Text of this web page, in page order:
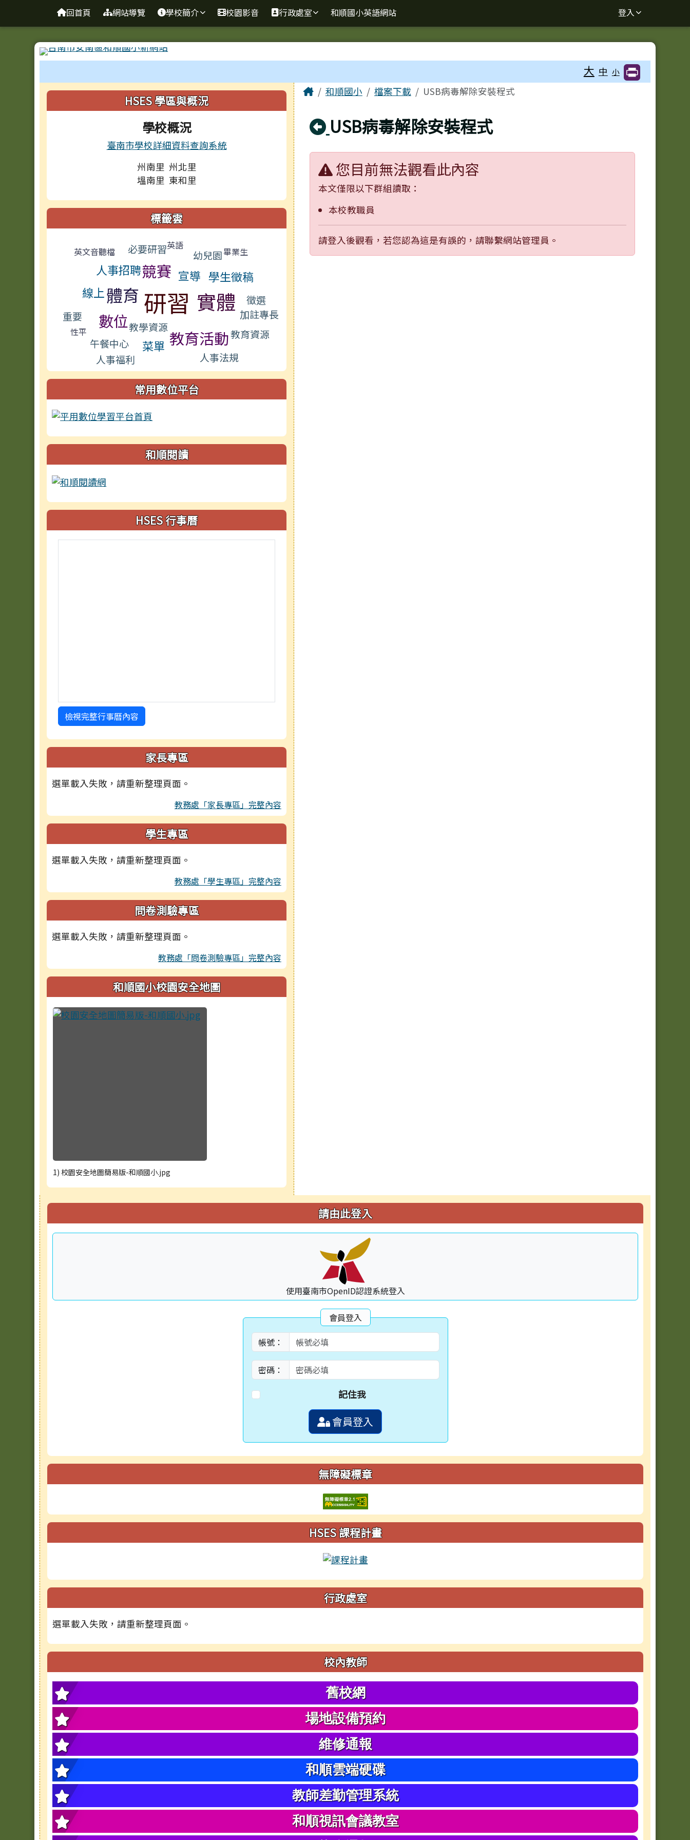
台南市和順國小新校網
回首頁 網站導覽 學校簡介 校園影音 行政處室 和順國小英語網站 登入
大 中 小
左邊區域內容HSES 學區與概況
學校概況
臺南市學校詳細資料查詢系統
州南里 州北里
塭南里 東和里
標籤雲
英文音聽檔 必要研習英語
幼兒園畢業生
人事招聘競賽 宣導 學生徵稿
線上體育 研習 實體
徵選
重要
數位 加註專長
性平
教學資源
午餐中心
教育活動教育資源
菜單
人事福利 人事法規
常用數位平台
和順閱讀
HSES 行事曆
檢視完整行事曆內容
家長專區
選單載入失敗，請重新整理頁面。
教務處「家長專區」完整內容
學生專區
選單載入失敗，請重新整理頁面。
教務處「學生專區」完整內容
問卷測驗專區
選單載入失敗，請重新整理頁面。
教務處「問卷測驗專區」完整內容
和順國小校園安全地圖
1) 校園安全地圖簡易版-和順國小.jpg
主內容區域
Home和順國小 檔案下載 USB病毒解除安裝程式
回上頁
USB病毒解除安裝程式
您目前無法觀看此內容
本文僅限以下群組讀取：
本校教職員
請登入後觀看，若您認為這是有誤的，請聯繫網站管理員。
右邊區域內容 請由此登入
使用臺南市OpenID認證系統登入
會員登入
帳號：
密碼：
記住我
會員登入
無障礙標章
HSES 課程計畫
行政處室
選單載入失敗，請重新整理頁面。
校內教師
舊校網
場地設備預約
維修通報
和順雲端硬碟
教師差勤管理系統
和順視訊會議教室
頁尾區域